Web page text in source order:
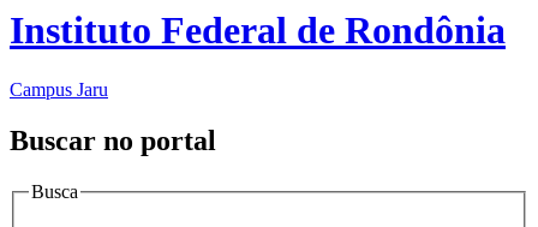
Instituto Federal de Rondônia
Campus Jaru
Buscar no portal
Busca